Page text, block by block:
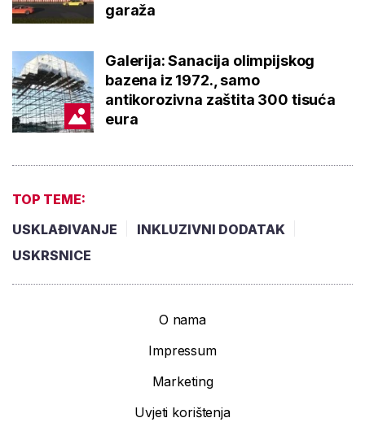
garaža
Galerija: Sanacija olimpijskog
bazena iz 1972., samo
antikorozivna zaštita 300 tisuća
eura
TOP TEME:
USKLAĐIVANJE
INKLUZIVNI DODATAK
USKRSNICE
O nama
Impressum
Marketing
Uvjeti korištenja